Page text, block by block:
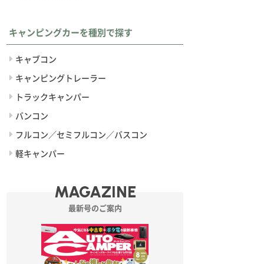
キャンピングカーを種別で探す
キャブコン
キャンピングトレーラー
トラックキャンパー
バンコン
フルコン／セミフルコン／バスコン
軽キャンパー
MAGAZINE
最新号のご案内